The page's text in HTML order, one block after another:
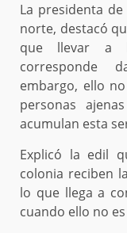
La presidenta
norte, destacó
que llevar a
corresponde
embargo, ello
personas
acumulan esta
Explicó la edil
colonia reciben
lo que llega a
cuando ello no